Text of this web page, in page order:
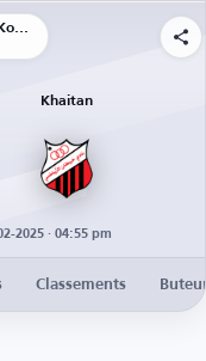
Premier League du Koweït
Khaitan
2025 · 04:55 pm
Classements